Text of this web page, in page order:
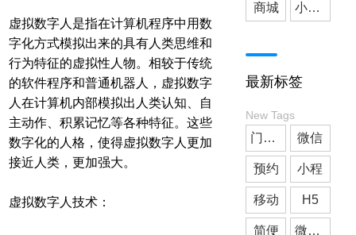
虚拟数字人是指在计算机程序中用数
字化方式模拟出来的具有人类思维和
行为特征的虚拟性人物。相较于传统
的软件程序和普通机器人，虚拟数字
人在计算机内部模拟出人类认知、自
主动作、积累记忆等各种特征。这些
数字化的人格，使得虚拟数字人更加
接近人类，更加强大。
虚拟数字人技术：
商城 小程序商城
最新标签
New Tags
门店预约 微信
预约 小程
移动 H5
简便 微信小程序